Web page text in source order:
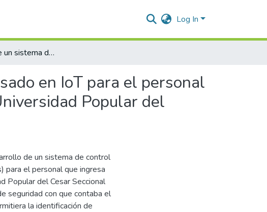
Log In
Desarrollo de un sistema de control de acceso, basado en IoT para el personal que ingresa a los laboratorios de sistemas de la Universidad Popular del Cesar seccional Aguachica.
en IoT para el personal
Popular del
de un sistema de control
para el personal que ingresa
Popular del Cesar Seccional
seguridad con que contaba el
la identificación de